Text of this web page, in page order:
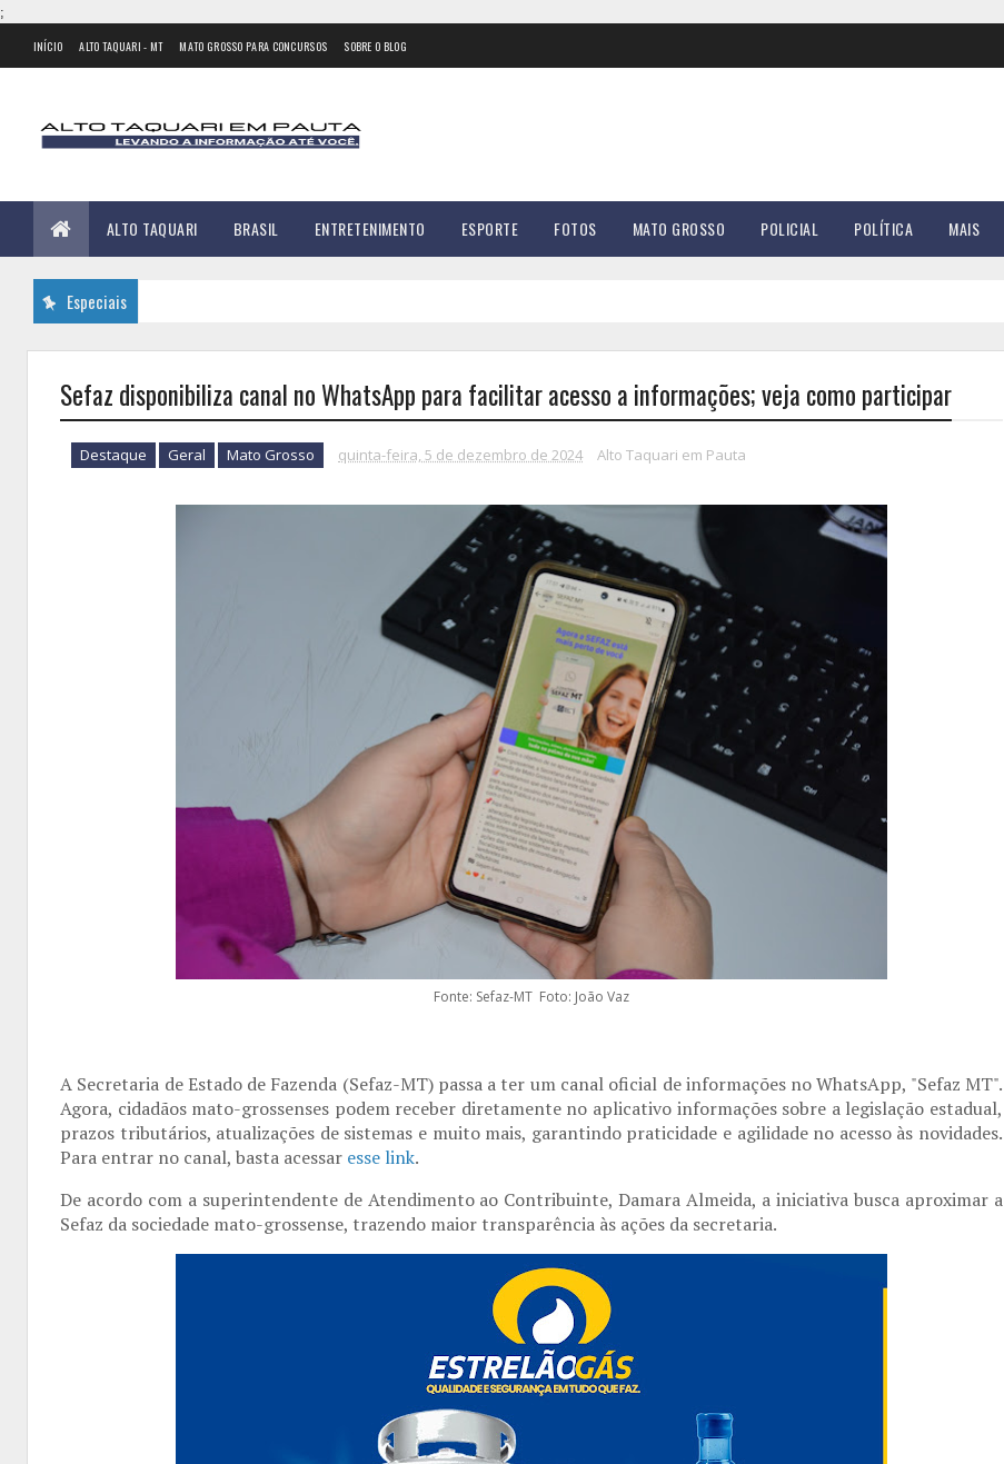
;
INÍCIO ALTO TAQUARI - MT MATO GROSSO PARA CONCURSOS SOBRE O BLOG
ALTO TAQUARI BRASIL ENTRETENIMENTO ESPORTE FOTOS MATO GROSSO POLICIAL POLÍTICA MAIS
Especiais
Sefaz disponibiliza canal no WhatsApp para facilitar acesso a informações; veja como participar
Destaque Geral Mato Grosso quinta-feira, 5 de dezembro de 2024 Alto Taquari em Pauta
Fonte: Sefaz-MT Foto: João Vaz
A Secretaria de Estado de Fazenda (Sefaz-MT) passa a ter um canal oficial de informações no WhatsApp, "Sefaz MT".
Agora, cidadãos mato-grossenses podem receber diretamente no aplicativo informações sobre a legislação estadual,
prazos tributários, atualizações de sistemas e muito mais, garantindo praticidade e agilidade no acesso às novidades.
Para entrar no canal, basta acessar esse link.
De acordo com a superintendente de Atendimento ao Contribuinte, Damara Almeida, a iniciativa busca aproximar a
Sefaz da sociedade mato-grossense, trazendo maior transparência às ações da secretaria.